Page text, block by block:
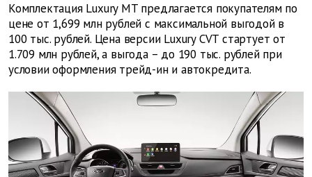
Комплектация Luxury MT предлагается покупателям по
цене от 1,699 млн рублей с максимальной выгодой в
100 тыс. рублей. Цена версии Luxury CVT стартует от
1.709 млн рублей, а выгода – до 190 тыс. рублей при
условии оформления трейд-ин и автокредита.